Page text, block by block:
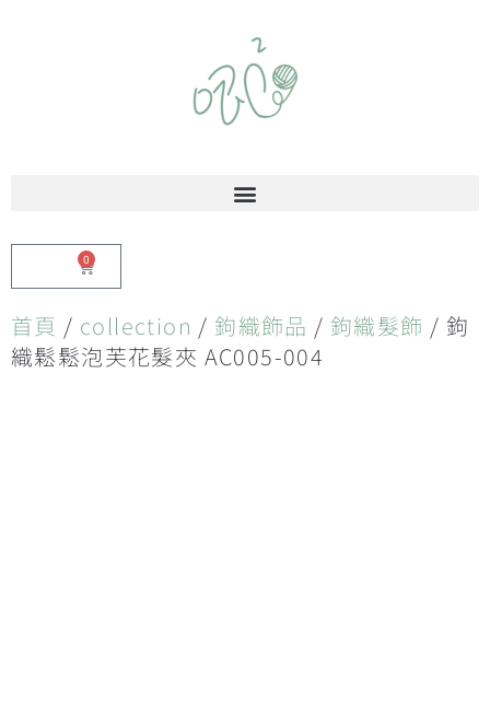
0
首頁 / collection / 鉤織飾品 / 鉤織髮飾 / 鉤
織鬆鬆泡芙花髮夾 AC005-004